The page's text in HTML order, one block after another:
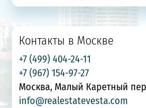
Контакты в Москве
+7 (499) 404-24-11
+7 (967) 154-97-27
Москва, Малый Каретный
info@realestatevesta.com